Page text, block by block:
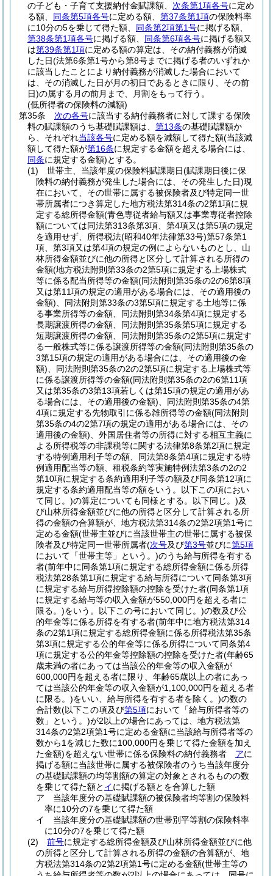
の子ども・子育て支援納付金賦課額、 次条第1項各号に定め
る額、 同条第5項各号に定める額、 第37条第1項の保険料率
に10分の5を乗じて得た額、 同条第2項第1号に掲げる額、
第38条第1項各号に掲げる額、 同条第6項各号に掲げる額又
は第39条第1項に定める額の算定は、その納付義務が消滅
した日(法第6条第1号から第8号までに掲げる者のいずれか
に該当したことにより納付義務が消滅した場合において
は、その消滅した日が月の初日であるときに限り、その前
日)の属する月の前月まで、月割をもって行う。
(低所得者の保険料の減額)
第35条
次の各号に該当する納付義務者に対して課する保険
料の賦課額のうち基礎賦課額は、 第13条の基礎賦課額か
ら、それぞれ当該各号に定める額を減額して得た額(当該減
額して得た額が第16条に規定する金額を超える場合には、
同条に規定する金額)とする。
(1)
世帯主、当該年度の保険料賦課期日(賦課期日後に保
険料の納付義務が発生した場合には、その発生した日)現
在において、その世帯に属する被保険者及び特定同一世
帯所属者につき算定した地方税法第314条の2第1項に規
定する総所得金額(青色専従者給与額又は事業専従者控除
額については同法第313条第3項、第4項又は第5項の規定
を適用せず、所得税法(昭和40年法律第33号)第57条第1
項、第3項又は第4項の規定の例によらないものとし、山
林所得金額並びに他の所得と区分して計算される所得の
金額(地方税法附則第33条の2第5項に規定する上場株式
等に係る配当所得等の金額(同法附則第35条の2の6第8項
又は第11項の規定の適用がある場合には、その適用後の
金額) 、同法附則第33条の3第5項に規定する土地等に係
る事業所得等の金額、同法附則第34条第4項に規定する
長期譲渡所得の金額、同法附則第35条第5項に規定する
短期譲渡所得の金額、同法附則第35条の2第5項に規定す
る一般株式等に係る譲渡所得等の金額(同法附則第35条の
3第15項の規定の適用がある場合には、その適用後の金
額) 、同法附則第35条の2の2第5項に規定する上場株式等
に係る譲渡所得等の金額(同法附則第35条の2の6第11項
又は第35条の3第13項若しくは第15項の規定の適用があ
る場合には、その適用後の金額) 、同法附則第35条の4第
4項に規定する先物取引に係る雑所得等の金額(同法附則
第35条の4の2第7項の規定の適用がある場合には、その
適用後の金額) 、外国居住者等の所得に対する相互主義に
よる所得税等の非課税等に関する法律第8条第2項に規定
する特例適用利子等の額、同法第8条第4項に規定する特
例適用配当等の額、租税条約等実施特例法第3条の2の2
第10項に規定する条約適用利子等の額及び同条第12項に
規定する条約適用配当等の額をいう。以下この項におい
て同じ。)の算定についても同様とする。以下同じ。)及
び山林所得金額並びに他の所得と区分して計算される所
得の金額の合算額が、地方税法第314条の2第2項第1号に
定める金額(世帯主並びに当該世帯主の世帯に属する被保
険者及び特定同一世帯所属者(次号及び第3号並びに第5項
において「世帯主等」という。)のうち給与所得を有する
者(前年中に同条第1項に規定する総所得金額に係る所得
税法第28条第1項に規定する給与所得について同条第3項
に規定する給与所得控除額の控除を受けた者(同条第1項
に規定する給与等の収入金額が550,000円を超える者に
限る。)をいう。以下この号において同じ。)の数及び公
的年金等に係る所得を有する者(前年中に地方税法第314
条の2第1項に規定する総所得金額に係る所得税法第35条
第3項に規定する公的年金等に係る所得について同条第4
項に規定する公的年金等控除額の控除を受けた者(年齢65
歳未満の者にあっては当該公的年金等の収入金額が
600,000円を超える者に限り、年齢65歳以上の者にあっ
ては当該公的年金等の収入金額が1,100,000円を超える者
に限る。)をいい、給与所得を有する者を除く。)の数の
合計数(以下この項及び第5項において「給与所得者等の
数」という。)が2以上の場合にあっては、地方税法第
314条の2第2項第1号に定める金額に当該給与所得者等の
数から1を減じた数に100,000円を乗じて得た金額を加え
た金額)を超えない世帯に係る保険料の納付義務者 アに
掲げる額に当該世帯に属する被保険者のうち当該年度分
の基礎賦課額の均等割額の算定の対象とされるものの数
を乗じて得た額と イに掲げる額とを合算した額
ア
当該年度分の基礎賦課額の被保険者均等割の保険料
率に10分の7を乗じて得た額
イ
当該年度分の基礎賦課額の世帯別平等割の保険料率
に10分の7を乗じて得た額
(2)
前号に規定する総所得金額及び山林所得金額並びに他
の所得と区分して計算される所得の金額の合算額が、地
方税法第314条の2第2項第1号に定める金額(世帯主等の